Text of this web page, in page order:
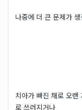
나중에 더 큰 문제가
치아가 빠진 채로 오랜
로 쓰러지거나